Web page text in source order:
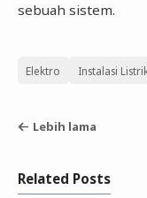
sebuah sistem.
Elektro Instalasi
Lebih lama
Related Posts